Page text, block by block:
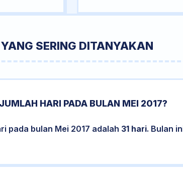
SERING DITANYAKAN
HARI PADA BULAN MEI 2017?
pada bulan Mei 2017 adalah 31 hari. Bulan